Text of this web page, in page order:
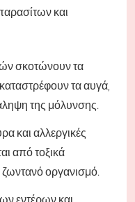
και
σκοτώνουν τα
τα αυγά,
της μόλυνσης.
και αλλεργικές
από τοξικά
οργανισμό.
εντέρων και